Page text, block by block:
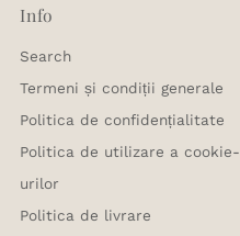
Info
Search
Termeni și condiții generale
Politica de confidențialitate
Politica de utilizare a cookie-
urilor
Politica de livrare